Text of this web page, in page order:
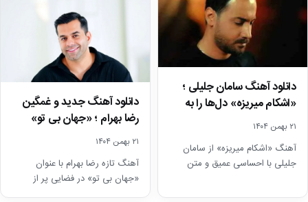
دانلود آهنگ سامان جلیلی ؛
«اشکام میریزه» دل‌ها را به
لرزه درآورد
۲۱ بهمن ۱۴۰۴
آهنگ «اشکام میریزه» از سامان
جلیلی با احساسی عمیق و متن
کیفیت‌های 320…
دانلود آهنگ جدید و غمگین
رضا بهرام ؛ «جهان بی تو»
۲۱ بهمن ۱۴۰۴
آهنگ تازه رضا بهرام با عنوان
«جهان بی تو» در فضایی پر از
احساس و دلتنگی منتشر شد؛…